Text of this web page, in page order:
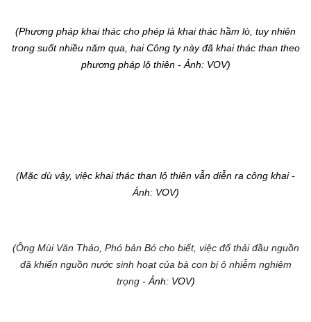
(Phương pháp khai thác cho phép là khai thác hầm lò, tuy nhiên
trong suốt nhiều năm qua, hai Công ty này đã khai thác than theo
phương pháp lộ thiên- Ảnh: VOV)
(Mặc dù vậy, việc khai thác than lộ thiên vẫn diễn ra công khai -
Ảnh: VOV)
(Ông Mùi Văn Thảo, Phó bản Bó cho biết, việc đổ thải đầu nguồn
đã khiến nguồn nước sinh hoạt của bà con bị ô nhiễm nghiêm
trọng - Ảnh: VOV)